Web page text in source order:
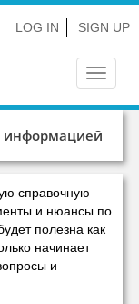
LOG IN SIGN UP
Toggle
информацией
справочную
и нюансы по
полезна как
начинает
и